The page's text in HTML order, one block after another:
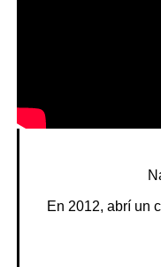
En 2012, abrí un